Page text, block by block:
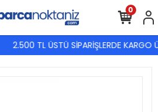
2.500 TL ÜSTÜ SİPARİŞLERDE KARGO
0